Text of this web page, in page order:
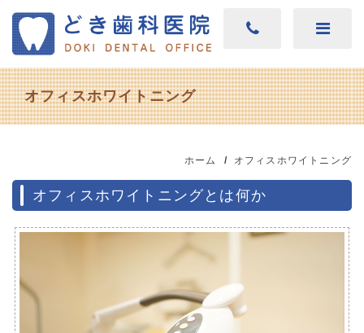
オフィスホワイトニング
ホーム オフィスホワイトニング
オフィスホワイトニングとは何か